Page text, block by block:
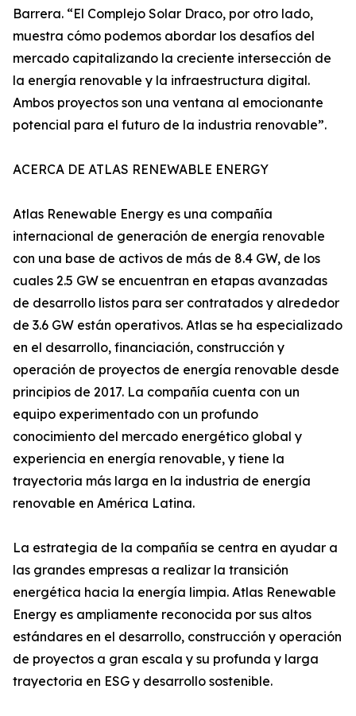
Barrera. “El Complejo Solar Draco, por otro lado,
muestra cómo podemos abordar los desafíos del
mercado capitalizando la creciente intersección de
la energía renovable y la infraestructura digital.
Ambos proyectos son una ventana al emocionante
potencial para el futuro de la industria renovable”.
ACERCA DE ATLAS RENEWABLE ENERGY
Atlas Renewable Energy es una compañía
internacional de generación de energía renovable
con una base de activos de más de 8.4 GW, de los
cuales 2.5 GW se encuentran en etapas avanzadas
de desarrollo listos para ser contratados y alrededor
de 3.6 GW están operativos. Atlas se ha especializado
en el desarrollo, financiación, construcción y
operación de proyectos de energía renovable desde
principios de 2017. La compañía cuenta con un
equipo experimentado con un profundo
conocimiento del mercado energético global y
experiencia en energía renovable, y tiene la
trayectoria más larga en la industria de energía
renovable en América Latina.
La estrategia de la compañía se centra en ayudar a
las grandes empresas a realizar la transición
energética hacia la energía limpia. Atlas Renewable
Energy es ampliamente reconocida por sus altos
estándares en el desarrollo, construcción y operación
de proyectos a gran escala y su profunda y larga
trayectoria en ESG y desarrollo sostenible.